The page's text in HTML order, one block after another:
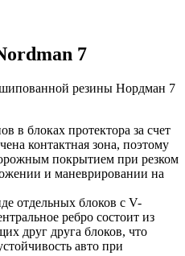
7
резины Нордман 7
в блоках протектора за счет
контактная зона, поэтому
покрытием при резком
и маневрировании на
отдельных блоков с V-
ребро состоит из
друг друга блоков, что
авто при